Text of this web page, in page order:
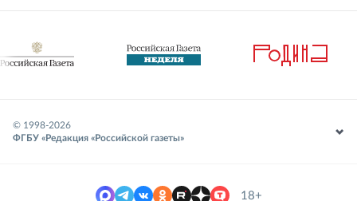
© 1998-2026
ФГБУ «Редакция «Российской газеты»
18+